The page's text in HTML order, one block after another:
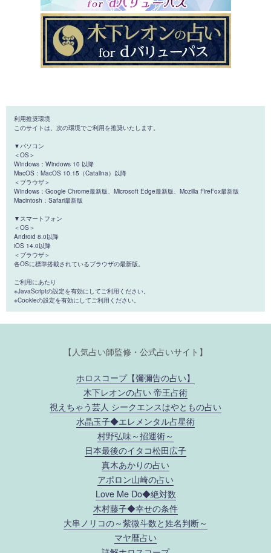
利用推奨環境
このサイトは、次の環境でご利用を推奨いたします。
▼パソコン
＜OS＞
Windows：Windows 10 以降
MacOS：MacOS 10.15（Catalina）以降
＜ブラウザ＞
Windows：Google Chrome最新版、Microsoft Edge最新版、Mozilla FireFox最新版
Macintosh：Safari最新版
▼スマートフォン
＜OS＞
Android 8.0以降
iOS 14.0以降
＜ブラウザ＞
各OSに標準搭載されているブラウザの最新版。
ご利用にあたり
※JavaScriptの設定を有効にしてご利用ください。
※Cookieの設定を有効にしてご利用ください。
【人気占い師監修・公式占いサイト】
ホロスコープ【彌彌告の占い】
木下レオンの占い 帝王占術
視えちゃう芸人 シークエンスはやともの占い
水晶玉子◆エレメンタル占星術
村野弘味～招運術～
日本最後のイタコ松田広子
真木あかりの占い
アポロン山崎の占い
Love Me Do◆絶対数
木村藤子◆幸せの条件
大串ノリコの～紫微斗数と姓名判断～
マヤ暦占い